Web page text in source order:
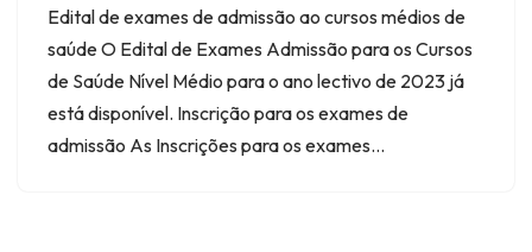
Edital de exames de admissão ao cursos médios de
saúde O Edital de Exames Admissão para os Cursos
de Saúde Nível Médio para o ano lectivo de 2023 já
está disponível. Inscrição para os exames de
admissão As Inscrições para os exames…